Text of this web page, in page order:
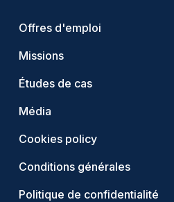
Offres d'emploi
Missions
Études de cas
Média
Cookies policy
Conditions générales
Politique de confidentialité